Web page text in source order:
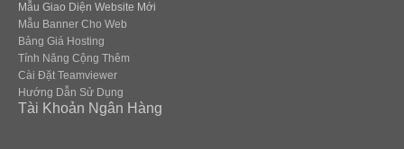
Mẫu Giao Diện Website Mới
Mẫu Banner Cho Web
Bảng Giá Hosting
Tính Năng Cộng Thêm
Cài Đặt Teamviewer
Hướng Dẫn Sử Dụng
Tài Khoản Ngân Hàng